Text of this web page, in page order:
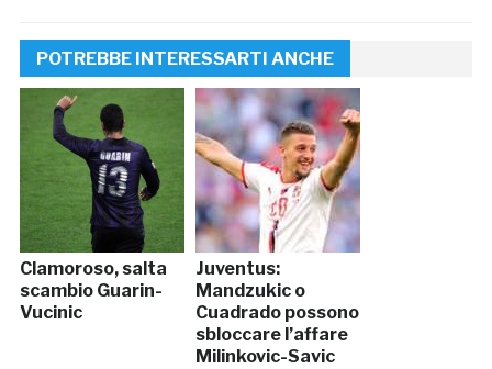
POTREBBE INTERESSARTI ANCHE
Clamoroso, salta
scambio Guarin-
Vucinic
Juventus:
Mandzukic o
Cuadrado possono
sbloccare l’affare
Milinkovic-Savic